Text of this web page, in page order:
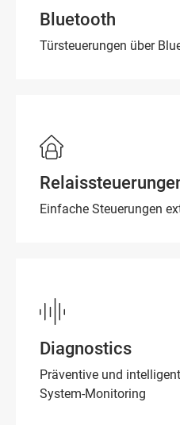
Bluetooth
Türsteuerungen über
Einfache Steuerungen
Diagnostics
Präventive und
System-Monitoring